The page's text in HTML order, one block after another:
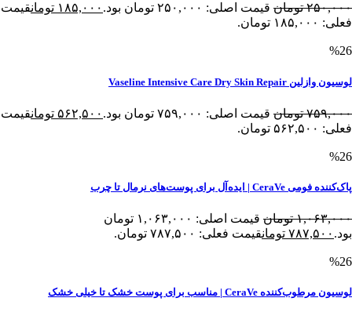
۲۵۰,۰۰۰ تومان قیمت اصلی: ۲۵۰,۰۰۰ تومان بود. ۱۸۵,۰۰۰ تومانقیمت
فعلی: ۱۸۵,۰۰۰ تومان.
%26
لوسیون وازلین Vaseline Intensive Care Dry Skin Repair
۷۵۹,۰۰۰ تومان قیمت اصلی: ۷۵۹,۰۰۰ تومان بود. ۵۶۲,۵۰۰ تومانقیمت
فعلی: ۵۶۲,۵۰۰ تومان.
%26
پاک‌کننده فومی CeraVe | ایده‌آل برای پوست‌های نرمال تا چرب
۱,۰۶۳,۰۰۰ تومان
قیمت اصلی: ۱,۰۶۳,۰۰۰ تومان
بود. ۷۸۷,۵۰۰ تومانقیمت فعلی: ۷۸۷,۵۰۰ تومان.
%26
لوسیون مرطوب‌کننده CeraVe | مناسب برای پوست خشک تا خیلی خشک